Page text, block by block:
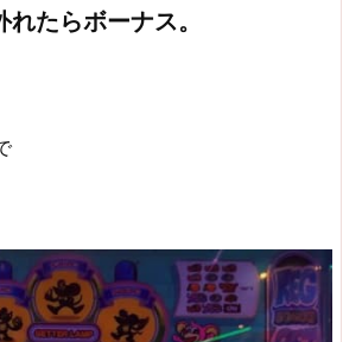
たらボーナス。